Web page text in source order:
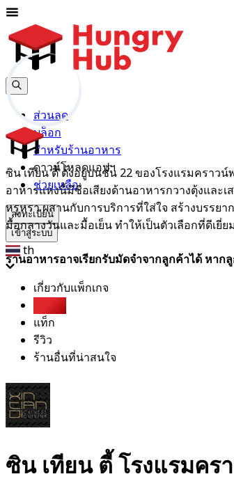
ส่วนลด
บล็อก
สำหรับร้านอาหาร
ดาวน์โหลดแอปฯ
ช่วยเหลือ
ลงทะเบียน
เข้าสู่ระบบ
th
ซิน เทียน ตี้ ตั้งอยู่บนชั้น 22 ของโรงแรมคราว
อาหารแห่งนี้มีชื่อเสียงด้านอาหารกวางตุ้งและ
หรูหรา ผสานกับการบริการที่ใส่ใจ สร้างบรร
มื้อกลางวันและมื้อเย็น ทำให้เป็นตัวเลือกที่ดีเยี่
ร้านอาหารอาจเรียกรับมัดจำจากลูกค้าได้ หาก
เกี่ยวกับแพ็กเกจ
บุฟเฟต์
แท็ก
รีวิว
ร้านอื่นที่น่าสนใจ
ซิน เทียน ตี้ โรงแรมคร